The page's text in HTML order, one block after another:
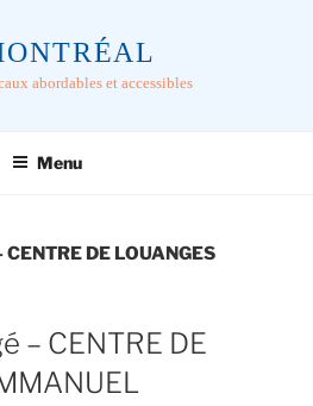
abordables et accessibles
Menu
DE LOUANGES
– CENTRE DE